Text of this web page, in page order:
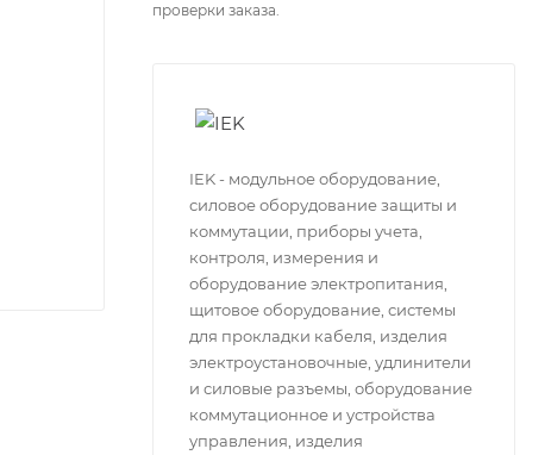
проверки заказа.
IEK - модульное оборудование,
силовое оборудование защиты и
коммутации, приборы учета,
контроля, измерения и
оборудование электропитания,
щитовое оборудование, системы
для прокладки кабеля, изделия
электроустановочные, удлинители
и силовые разъемы, оборудование
коммутационное и устройства
управления, изделия